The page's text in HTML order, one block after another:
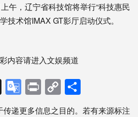
，辽宁省科技馆将举行“科技惠民
技术馆IMAX GT影厅启动仪式。
内容请进入文娱频道
X Google
Translate
PrintCopy
Link享
递更多信息之目的。若有来源标注